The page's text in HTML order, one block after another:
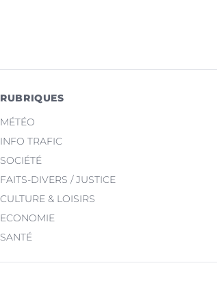
RUBRIQUES
MÉTÉO
INFO TRAFIC
SOCIÉTÉ
FAITS-DIVERS / JUSTICE
CULTURE & LOISIRS
ECONOMIE
SANTÉ